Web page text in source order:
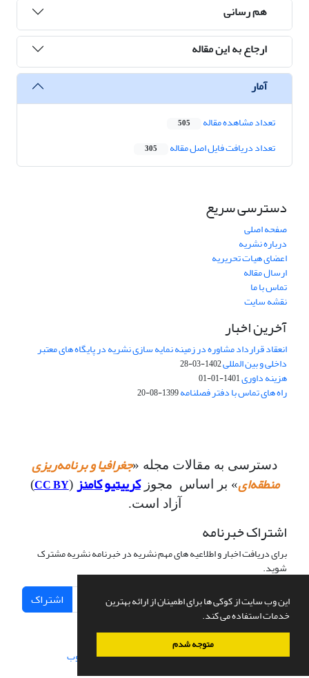
این وب سایت از کوکی ها برای اطمینان از ارائه بهترین
خدمات استفاده می کند.
متوجه شدم
هم رسانی
ارجاع به این مقاله
آمار
تعداد مشاهده مقاله 505
تعداد دریافت فایل اصل مقاله 305
دسترسی سریع
صفحه اصلی
درباره نشریه
اعضای هیات تحریریه
ارسال مقاله
تماس با ما
نقشه سایت
آخرین اخبار
انعقاد قرارداد مشاوره در زمینه نمایه سازی نشریه در پایگاه های معتبر
داخلی و بین المللی1402-03-28
هزینه داوری1401-01-01
راه های تماس با دفتر فصلنامه1399-08-20
دسترسی به مقالات مجله «جغرافیا و برنامه‌ریزی
منطقه‌ای» بر اساس مجوزکرییتیو کامنز (
CC BY
)
آزاد است.
اشتراک خبرنامه
برای دریافت اخبار و اطلاعیه های مهم نشریه در خبرنامه نشریه مشترک
شوید.
اشتراک
سامانه مدیریت نشریات علمی.طراحی و پیاده سازی از سیناوب